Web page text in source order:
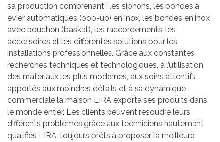
sa production comprenant : les siphons, les bondes à
évier automatiques (pop-up) en inox, les bondes en inox
avec bouchon (basket), les raccordements, les
accessoires et les différentes solutions pour les
installations professionnelles. Grâce aux constantes
recherches techniques et technologiques, à l’utilisation
des matériaux les plus modernes, aux soins attentifs
apportés aux moindres détails et à sa dynamique
commerciale la maison LIRA exporte ses produits dans
le monde entier. Les clients peuvent résoudre leurs
différents problèmes grâce aux techniciens hautement
qualifiés LIRA, toujours prêts à proposer la meilleure